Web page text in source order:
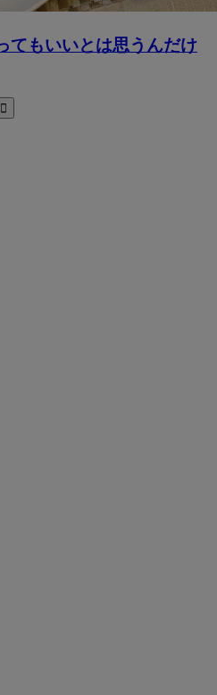
てもいいとは思うんだけ